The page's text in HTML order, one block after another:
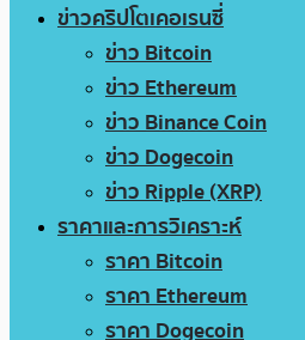
ข่าวคริปโตเคอเรนซี่
ข่าว Bitcoin
ข่าว Ethereum
ข่าว Binance Coin
ข่าว Dogecoin
ข่าว Ripple (XRP)
ราคาและการวิเคราะห์
ราคา Bitcoin
ราคา Ethereum
ราคา Dogecoin